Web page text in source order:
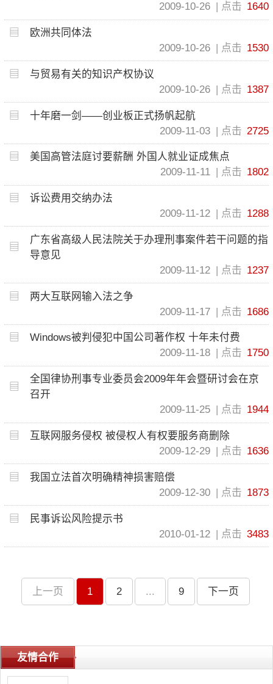
2009-10-26
点击 1640
欧洲共同体法
2009-10-26
点击 1530
与贸易有关的知识产权协议
2009-10-26
点击 1387
十年磨一剑——创业板正式扬帆起航
2009-11-03
点击 2725
美国高管法庭讨要薪酬 外国人就业证成焦点
2009-11-11
点击 1802
诉讼费用交纳办法
2009-11-12
点击 1288
广东省高级人民法院关于办理刑事案件若干问题的指
导意见
2009-11-12
点击 1237
两大互联网输入法之争
2009-11-17
点击 1686
Windows被判侵犯中国公司著作权 十年未付费
2009-11-18
点击 1750
全国律协刑事专业委员会2009年年会暨研讨会在京
召开
2009-11-25
点击 1944
互联网服务侵权 被侵权人有权要服务商删除
2009-12-29
点击 1636
我国立法首次明确精神损害赔偿
2009-12-30
点击 1873
民事诉讼风险提示书
2010-01-12
点击 3483
上一页 1 2 ... 9 下一页
友情合作